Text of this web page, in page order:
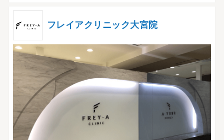
フレイアクリニック大宮院